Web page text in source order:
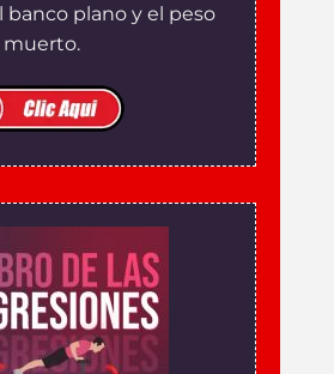
banco plano y el peso
muerto.